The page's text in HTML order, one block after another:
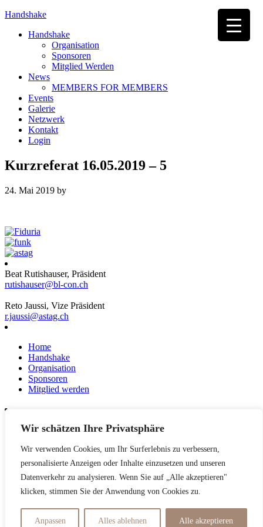
Wir schätzen Ihre Privatsphäre
Wir verwenden Cookies, um Ihr Surferlebnis zu verbessern,
personalisierte Anzeigen oder Inhalte einzusetzen und unseren
Datenverkehr zu analysieren. Wenn Sie auf „Alle akzeptieren"
klicken, stimmen Sie der Anwendung von Cookies zu.
Anpassen Alles ablehnen Alle akzeptieren
Handshake
Handshake
Organisation
Sponsoren
Mitglied Werden
News
MEMBERS FOR MEMBERS
Events
Galerie
Netzwerk
Kontakt
Login
Kurzreferat 16.05.2019 – 5
24. Mai 2019 by
Beat Rutishauser, Präsident
rutishauser@bl-con.ch
Reto Jaussi, Vize Präsident
r.jaussi@astag.ch
Home
Handshake
Organisation
Sponsoren
Mitglied werden
News
Netzwerk
Kontakt
Datenschutzerklärung